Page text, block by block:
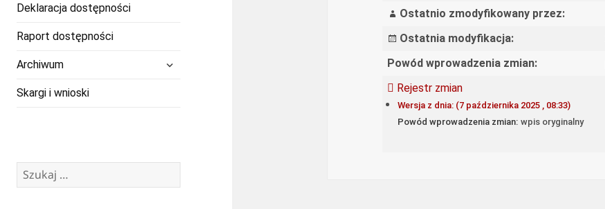
Deklaracja dostępności
Raport dostępności
Archiwum
Skargi i wnioski
Szukaj:
Ostatnio zmodyfikowany przez:
Ostatnia modyfikacja:
Powód wprowadzenia zmian:
Rejestr zmian
Wersja z dnia: (7 października 2025 , 08:33)
Powód wprowadzenia zmian: wpis oryginalny